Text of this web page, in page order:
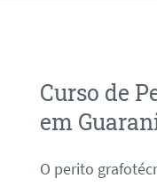
Curso de
em
O perito